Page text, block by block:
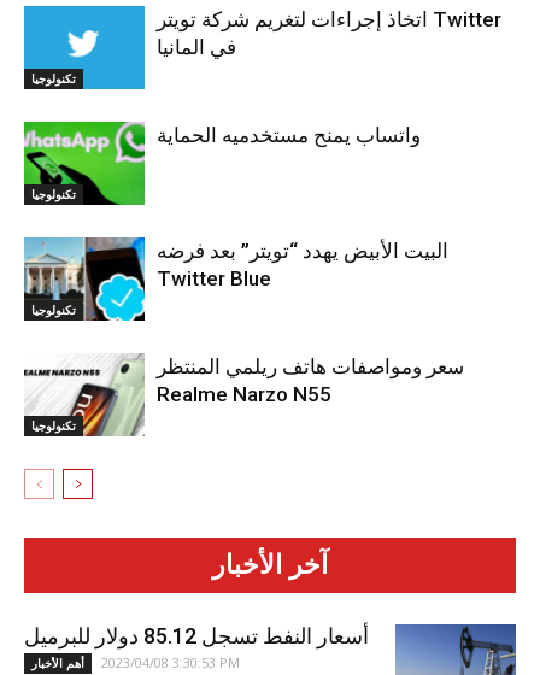
تكنولوجيا
اتخاذ إجراءات لتغريم شركة تويتر Twitter
في المانيا
تكنولوجيا
واتساب يمنح مستخدميه الحماية
تكنولوجيا
البيت الأبيض يهدد “تويتر” بعد فرضه
Twitter Blue
تكنولوجيا
سعر ومواصفات هاتف ريلمي المنتظر
Realme Narzo N55
آخر الأخبار
أسعار النفط تسجل 85.12 دولار للبرميل
أهم الأخبار 2023/04/08 3:30:53 PM